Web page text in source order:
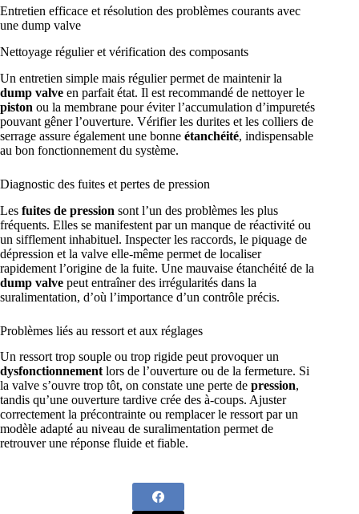
Entretien efficace et résolution des problèmes courants avec
une dump valve
Nettoyage régulier et vérification des composants
Un entretien simple mais régulier permet de maintenir la
dump valve en parfait état. Il est recommandé de nettoyer le
piston ou la membrane pour éviter l’accumulation d’impuretés
pouvant gêner l’ouverture. Vérifier les durites et les colliers de
serrage assure également une bonne étanchéité, indispensable
au bon fonctionnement du système.
Diagnostic des fuites et pertes de pression
Les fuites de pression sont l’un des problèmes les plus
fréquents. Elles se manifestent par un manque de réactivité ou
un sifflement inhabituel. Inspecter les raccords, le piquage de
dépression et la valve elle-même permet de localiser
rapidement l’origine de la fuite. Une mauvaise étanchéité de la
dump valve peut entraîner des irrégularités dans la
suralimentation, d’où l’importance d’un contrôle précis.
Problèmes liés au ressort et aux réglages
Un ressort trop souple ou trop rigide peut provoquer un
dysfonctionnement lors de l’ouverture ou de la fermeture. Si
la valve s’ouvre trop tôt, on constate une perte de pression,
tandis qu’une ouverture tardive crée des à-coups. Ajuster
correctement la précontrainte ou remplacer le ressort par un
modèle adapté au niveau de suralimentation permet de
retrouver une réponse fluide et fiable.